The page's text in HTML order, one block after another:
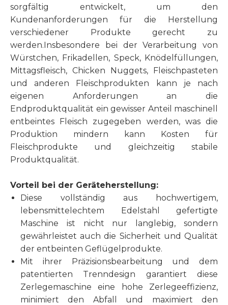
sorgfältig entwickelt, um den
Kundenanforderungen für die Herstellung
verschiedener Produkte gerecht zu
werden.Insbesondere bei der Verarbeitung von
Würstchen, Frikadellen, Speck, Knödelfüllungen,
Mittagsfleisch, Chicken Nuggets, Fleischpasteten
und anderen Fleischprodukten kann je nach
eigenen Anforderungen an die
Endproduktqualität ein gewisser Anteil maschinell
entbeintes Fleisch zugegeben werden, was die
Produktion mindern kann Kosten für
Fleischprodukte und gleichzeitig stabile
Produktqualität.
Vorteil bei der Geräteherstellung:
Diese vollständig aus hochwertigem,
lebensmittelechtem Edelstahl gefertigte
Maschine ist nicht nur langlebig, sondern
gewährleistet auch die Sicherheit und Qualität
der entbeinten Geflügelprodukte.
Mit ihrer Präzisionsbearbeitung und dem
patentierten Trenndesign garantiert diese
Zerlegemaschine eine hohe Zerlegeeffizienz,
minimiert den Abfall und maximiert den